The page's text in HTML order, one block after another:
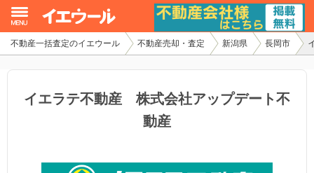
不動産一括査定のイエウール 不動産売却・査定 新潟県 長岡市
イエラテ不動産 株式会社アップデート不
動産
イエウール加盟希望の不動産会社様